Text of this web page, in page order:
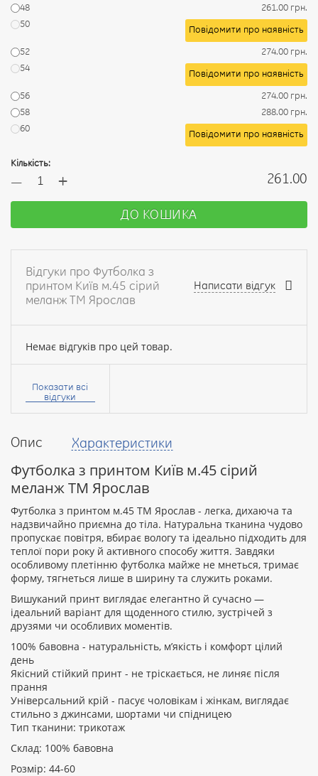
Опис Характеристики
Футболка з принтом Київ м.45 сірий
меланж ТМ Ярослав
Футболка з принтом м.45 ТМ Ярослав - легка, дихаюча та
надзвичайно приємна до тіла. Натуральна тканина чудово
пропускає повітря, вбирає вологу та ідеально підходить для
теплої пори року й активного способу життя. Завдяки
особливому плетінню футболка майже не мнеться, тримає
форму, тягнеться лише в ширину та служить роками.
Вишуканий принт виглядає елегантно й сучасно —
ідеальний варіант для щоденного стилю, зустрічей з
друзями чи особливих моментів.
100% бавовна - натуральність, м’якість і комфорт цілий
день
Якісний стійкий принт - не тріскається, не линяє після
прання
Універсальний крій - пасує чоловікам і жінкам, виглядає
стильно з джинсами, шортами чи спідницею
Тип тканини: трикотаж
Склад: 100% бавовна
Розмір: 44-60
48
261.00 грн.
50
Повідомити про наявність
52
274.00 грн.
54
Повідомити про наявність
56
274.00 грн.
58
288.00 грн.
60
Повідомити про наявність
Кількість:
— + 261.00
ДО КОШИКА
Відгуки про Футболка з
принтом Київ м.45 сірий
меланж ТМ Ярослав
Написати відгук
Немає відгуків про цей товар.
Ваше
Ваш
Рейтинг:
ПРОДОВЖИТИ
Показати всі
відгуки